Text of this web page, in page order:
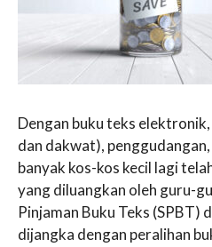
Dengan buku teks
dan dakwat),
banyak kos-kos kecil lagi
yang diluangkan oleh guru-
Pinjaman Buku Teks (SPBT)
dijangka dengan peralihan